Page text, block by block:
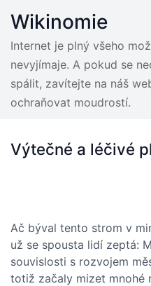
content
Wikinomie
Internet je plný všeho
nevyjímaje. A pokud se
spálit, zavítejte na náš
ochraňovat moudrostí.
Výtečné a léčivé
Ač býval tento strom v
už se spousta lidí zeptá:
souvislosti s rozvojem
totiž začaly mizet mnohé